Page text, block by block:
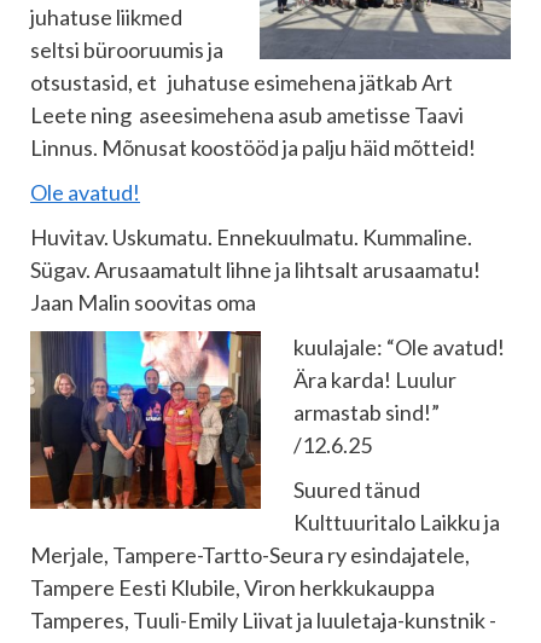
juhatuse liikmed
seltsi bürooruumis ja
otsustasid, et juhatuse esimehena jätkab Art
Leete ning aseesimehena asub ametisse Taavi
Linnus. Mõnusat koostööd ja palju häid mõtteid!
Ole avatud!
Huvitav. Uskumatu. Ennekuulmatu. Kummaline.
Sügav. Arusaamatult lihne ja lihtsalt arusaamatu!
Jaan Malin soovitas oma
kuulajale: “Ole avatud!
Ära karda! Luulur
armastab sind!”
/12.6.25
Suured tänud
Kulttuuritalo Laikku ja
Merjale, Tampere-Tartto-Seura ry esindajatele,
Tampere Eesti Klubile, Viron herkkukauppa
Tamperes, Tuuli-Emily Liivat ja luuletaja-kunstnik -